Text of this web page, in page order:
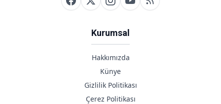
Kurumsal
Hakkımızda
Künye
Gizlilik Politikası
Çerez Politikası